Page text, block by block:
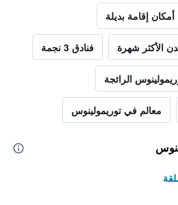
أمكان إقامة بديلة
الأكثر شهرة فنادق 3 نجمة
الرائجة
معالم في توريمولينوس